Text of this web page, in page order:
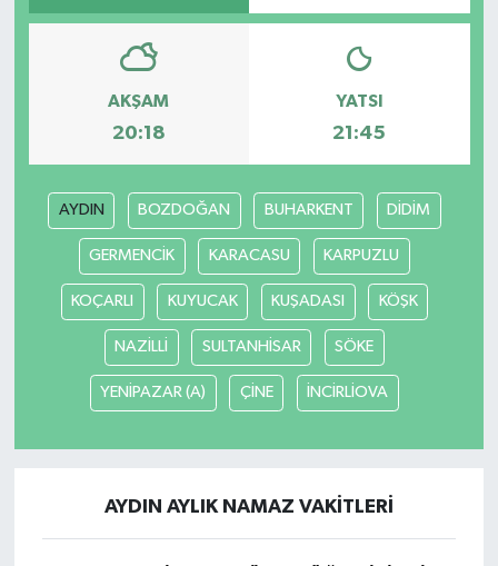
AKŞAM
20:18
YATSI
21:45
AYDIN BOZDOĞAN BUHARKENT DİDİM
GERMENCİK KARACASU KARPUZLU
KOÇARLI KUYUCAK KUŞADASI KÖŞK
NAZİLLİ SULTANHİSAR SÖKE
YENİPAZAR (A) ÇİNE İNCİRLİOVA
AYDIN AYLIK NAMAZ VAKITLERI